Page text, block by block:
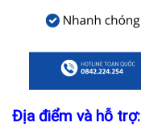
Địa điểm và hỗ trợ: